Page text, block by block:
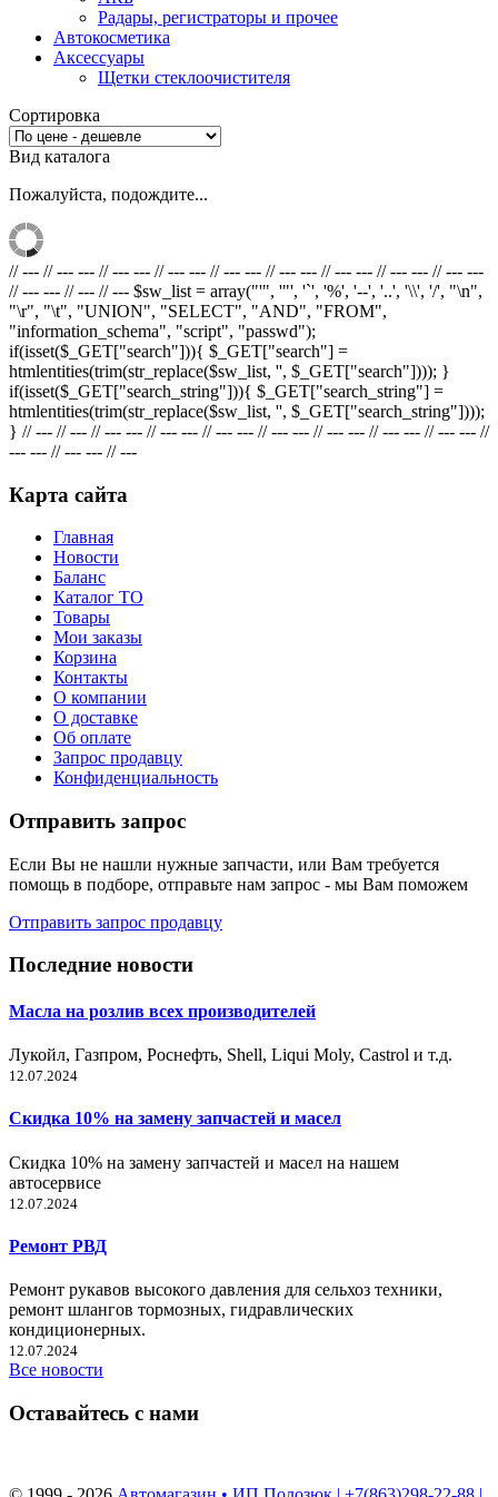
Радары, регистраторы и прочее
Автокосметика
Аксессуары
Щетки стеклоочистителя
Сортировка
Вид каталога
Пожалуйста, подождите...
// --- // --- --- // --- --- // --- --- // --- --- // --- --- // --- --- // --- --- // --- ---
// --- --- // --- // --- $sw_list = array("'", '"', '`', '%', '--', '..', '\\', '/', "\n",
"\r", "\t", "UNION", "SELECT", "AND", "FROM",
"information_schema", "script", "passwd");
if(isset($_GET["search"])){ $_GET["search"] =
htmlentities(trim(str_replace($sw_list, '', $_GET["search"]))); }
if(isset($_GET["search_string"])){ $_GET["search_string"] =
htmlentities(trim(str_replace($sw_list, '', $_GET["search_string"])));
} // --- // --- // --- --- // --- --- // --- --- // --- --- // --- --- // --- --- // --- --- //
--- --- // --- --- // ---
Карта сайта
Главная
Новости
Баланс
Каталог ТО
Товары
Мои заказы
Корзина
Контакты
О компании
О доставке
Об оплате
Запрос продавцу
Конфиденциальность
Отправить запрос
Если Вы не нашли нужные запчасти, или Вам требуется
помощь в подборе, отправьте нам запрос - мы Вам поможем
Отправить запрос продавцу
Последние новости
Масла на розлив всех производителей
Лукойл, Газпром, Роснефть, Shell, Liqui Moly, Castrol и т.д.
12.07.2024
Скидка 10% на замену запчастей и масел
Скидка 10% на замену запчастей и масел на нашем
автосервисе
12.07.2024
Ремонт РВД
Ремонт рукавов высокого давления для сельхоз техники,
ремонт шлангов тормозных, гидравлических
кондиционерных.
12.07.2024
Все новости
Оставайтесь с нами